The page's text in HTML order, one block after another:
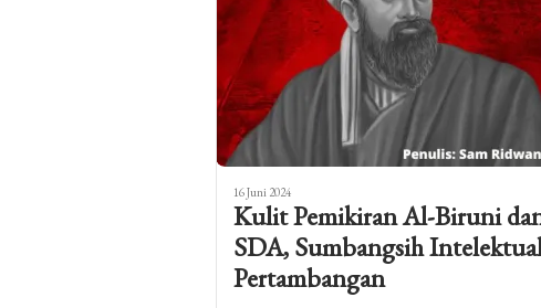
16 Juni 2024
Kulit Pemikiran Al-Biruni
SDA, Sumbangsih
Pertambangan